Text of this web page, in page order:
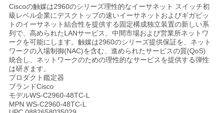
く
だ
さ
い
ニ
Ciscoの触媒は2960のシリーズ理性的なイーサネット スイッチ初
級レベル企業にデスクトップの速いイーサネットおよびギガビッ
トのイーサネット結合性を提供する固定構成独立装置の新しい系
列で、高められたLANサービス、中間市場および営業所ネットワ
ークを可能にします。触媒は2960のシリーズ提供保証を、ネット
ワークの入場制御(NAC)を含む、進められたサービスの質(QoS)
統合し、ネットワークのための理性的なサービスを提供する弾性
は研ぎます。
プロダクト鑑定器
ブランドCisco
モデルWS-C2960-48TC-L
MPN WS-C2960-48TC-L